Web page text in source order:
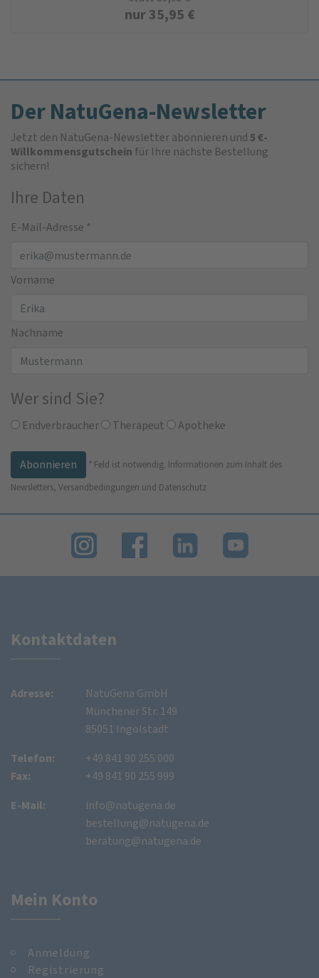
nur35,95 €
Der NatuGena-Newsletter
Jetzt den NatuGena-Newsletter abonnieren und5 €-
Willkommensgutschein für Ihre nächste Bestellung
sichern!
Ihre Daten
E-Mail-Adresse *
Vorname
Nachname
Wer sind Sie?
Endverbraucher Therapeut Apotheke
* Feld ist notwendig. Informationen zum Inhalt des
Newsletters, Versandbedingungen und Datenschutz
Kontaktdaten
Adresse:
NatuGena GmbH
Münchener Str. 149
85051 Ingolstadt
Telefon:
Fax:
+49 841 90 255 000
+49 841 90 255 999
E-Mail:
info@natugena.de
bestellung@natugena.de
beratung@natugena.de
Mein Konto
Anmeldung
Registrierung